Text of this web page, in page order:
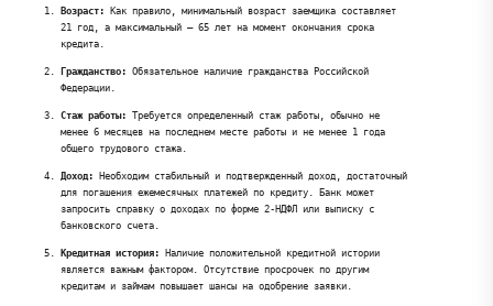
Возраст: Как правило, минимальный возраст заемщика составляет
21 год, а максимальный – 65 лет на момент окончания срока
кредита.
Гражданство: Обязательное наличие гражданства Российской
Федерации.
Стаж работы: Требуется определенный стаж работы, обычно не
менее 6 месяцев на последнем месте работы и не менее 1 года
общего трудового стажа.
Доход: Необходим стабильный и подтвержденный доход, достаточный
для погашения ежемесячных платежей по кредиту. Банк может
запросить справку о доходах по форме 2-НДФЛ или выписку с
банковского счета.
Кредитная история: Наличие положительной кредитной истории
является важным фактором. Отсутствие просрочек по другим
кредитам и займам повышает шансы на одобрение заявки.